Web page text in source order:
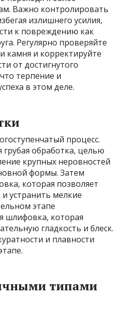
Важно контролировать
излишнего усилия,
к повреждению как
Регулярно проверяйте
камня и корректируйте
от достигнутого
терпение и
в этом деле.
процесс.
грубая обработка, целью
крупных неровностей
формы. Затем
которая позволяет
устранить мелкие
этапе
шлифовка, которая
гладкость и блеск.
и плавности
типами